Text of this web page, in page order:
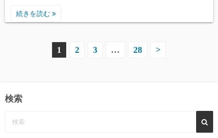
続きを読む
ペ
ー
1 2 3 … 28 >
検索